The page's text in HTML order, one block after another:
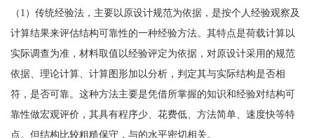
（1）传统经验法，主要以原设计规范为依据，是按个人经验观察及
计算结果来评估结构可靠性的一种经验方法。其特点是荷载计算以
实际调查为准，材料取值以经验评定为依据，对原设计采用的规范
依据、理论计算、计算图形加以分析，判定其与实际结构是否相
符，是否可靠。这种方法主要是凭借所掌握的知识和经验对结构可
靠性做宏观评价，其具有程序少、花费低、方法简单、速度快等特
点。但结构比较粗糙保守，与的水平密切相关。